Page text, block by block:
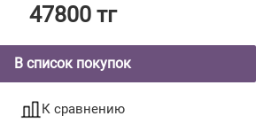
47800 тг
В список покупок
К сравнению